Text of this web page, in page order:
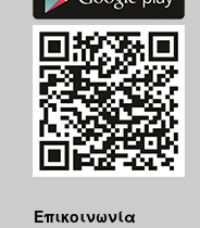
Επικοινωνία